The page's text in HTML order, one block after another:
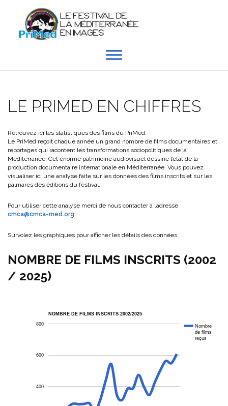
contenu
LE PRIMED EN CHIFFRES
Retrouvez ici les statistiques des films du PriMed.
Le PriMed reçoit chaque année un grand nombre de films documentaires et
reportages qui racontent les transformations sociopolitiques de la
Méditerranée. Cet énorme patrimoine audiovisuel dessine l’état de la
production documentaire internationale en Méditerranée. Vous pouvez
visualiser ici une analyse faite sur les données des films inscrits et sur les
palmarès des éditions du festival.
Pour utiliser cette analyse merci de nous contacter à l’adresse
cmca@cmca-med.org
Survolez les graphiques pour afficher les détails des données.
NOMBRE DE FILMS INSCRITS (2002
/ 2025)
NOMBRE DE FILMS INSCRITS 2002/2025
Nombre
de films
reçus
400
600
800